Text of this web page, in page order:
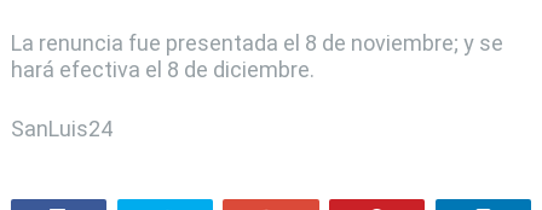
La renuncia fue presentada el 8 de noviembre; y se
hará efectiva el 8 de diciembre.
SanLuis24